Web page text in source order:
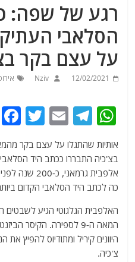
רגע של שפה:
הסלאבי
על עצם בקר
12/02/2021
Nziv
W
at
s
A
p
p
T
el
e
g
ra
m
E
ai
l
T
itt
er
בצ'כיה התבררו ככתב היד
אלפבית
כה לכתב היד הסלאבי הקדום
האלפבית הגלגוטי הגיע
המאה ה-9 לספירה. הקיסר
היוונים קיריל ומתודיוס להפיץ את
צ'כיה.